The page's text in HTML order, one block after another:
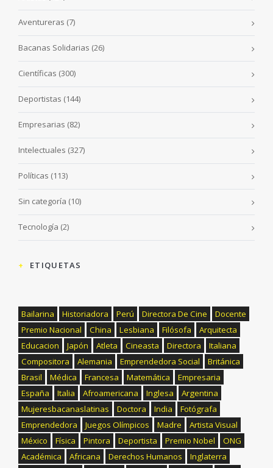
Aventureras (7)
Bacanas Solidarias (26)
Científicas (300)
Deportistas (144)
Empresarias (82)
Intelectuales (327)
Políticas (113)
Sin categoría (10)
Tecnología (2)
ETIQUETAS
Bailarina Historiadora Perú Directora De Cine
Docente
Premio Nacional
China Lesbiana Filósofa
Arquitecta
Educacion
Japón Atleta Cineasta Directora
Italiana
Compositora
Alemania Emprendedora Social
Británica
Brasil
Médica Francesa Matemática
Empresaria
España
Italia Afroamericana Inglesa
Argentina
Mujeresbacanaslatinas
Doctora India
Fotógrafa
Emprendedora
Juegos Olímpicos Madre
Artista Visual
México
Física Pintora Deportista Premio Nobel
ONG
Académica
Africana Derechos Humanos
Inglaterra